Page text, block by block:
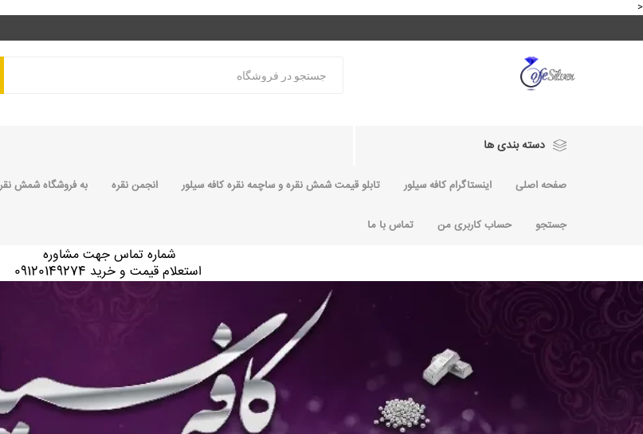
<
دسته بندی ها
صفحه اصلی اینستاگرام کافه سیلور تابلو قیمت شمش نقره و ساچمه نقره کافه سیلور انجمن نقره به فروشگاه شمش
جستجو حساب کاربری من تماس با ما
شماره تماس جهت مشاوره
استعلام قیمت و خرید 09120149274